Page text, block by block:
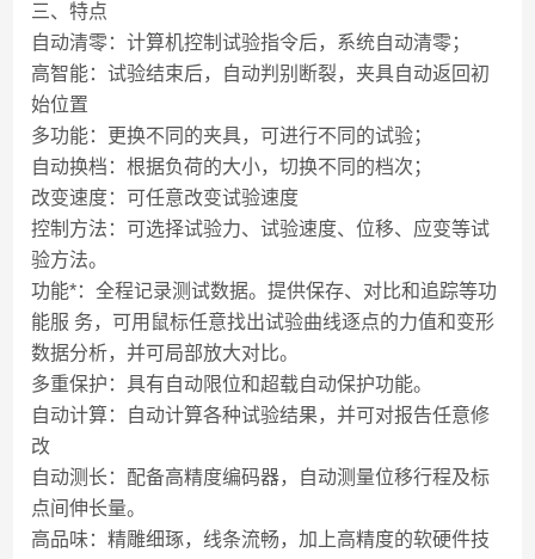
三、特点
自动清零：计算机控制试验指令后，系统自动清零；
高智能：试验结束后，自动判别断裂，夹具自动返回初
始位置
多功能：更换不同的夹具，可进行不同的试验；
自动换档：根据负荷的大小，切换不同的档次；
改变速度：可任意改变试验速度
控制方法：可选择试验力、试验速度、位移、应变等试
验方法。
功能*：全程记录测试数据。提供保存、对比和追踪等功
能服 务，可用鼠标任意找出试验曲线逐点的力值和变形
数据分析，并可局部放大对比。
多重保护：具有自动限位和超载自动保护功能。
自动计算：自动计算各种试验结果，并可对报告任意修
改
自动测长：配备高精度编码器，自动测量位移行程及标
点间伸长量。
高品味：精雕细琢，线条流畅，加上高精度的软硬件技